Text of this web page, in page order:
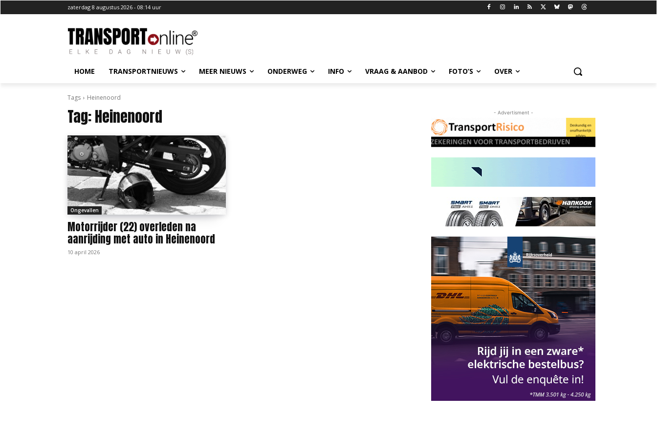
zaterdag 8 augustus 2026 - 08:14 uur
HOME TRANSPORTNIEUWS MEER NIEUWS ONDERWEG INFO VRAAG & AANBOD FOTO’S OVER
Tags Heinenoord
Tag:Heinenoord
Ongevallen
Motorrijder (22) overleden na
aanrijding met auto in Heinenoord
10 april 2026
- Advertisment -